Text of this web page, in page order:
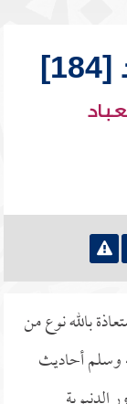
بالله نوع من
وسلم أحاديث